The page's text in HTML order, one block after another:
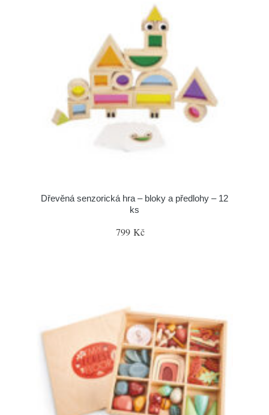
Dřevěná senzorická hra – bloky a předlohy – 12
ks
799 Kč